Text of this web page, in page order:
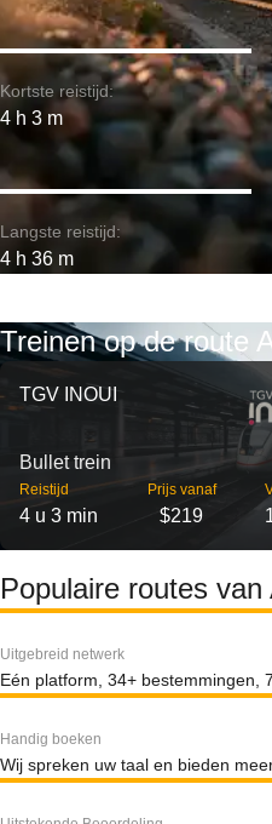
Kortste reistijd:
4 h 3 m
Langste reistijd:
4 h 36 m
Treinen op de route
TGV INOUI
Bullet trein
Reistijd
4 u 3 min
Prijs vanaf
$219
Populaire routes
Uitgebreid netwerk
Eén platform, 34+ bestemmingen,
Handig boeken
Wij spreken uw taal en bieden